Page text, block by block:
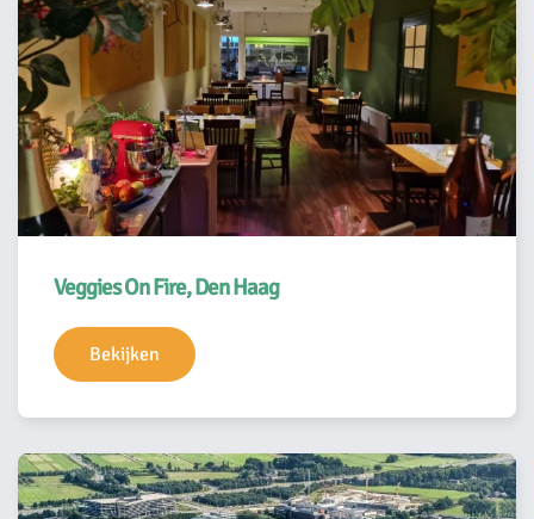
Veggies On Fire, Den Haag
Bekijken